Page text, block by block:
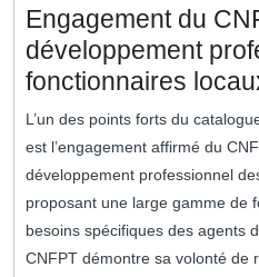
Engagement du
développement
fonctionnaires
L’un des points forts du
est l’engagement affirmé du
développement professionnel
proposant une large gamme de
besoins spécifiques des agents
CNFPT démontre sa volonté de